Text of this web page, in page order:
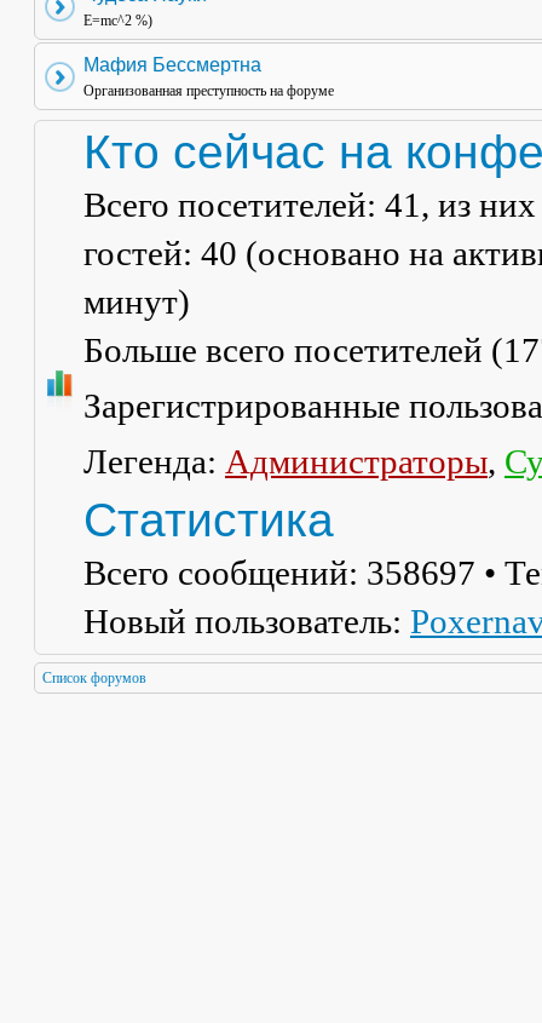
E=mc^2 %)
Мафия Бессмертна
Организованная преступность на форуме
Кто сейчас на
Всего посетителей: 41 , из
гостей: 40 (основано на
минут)
Больше всего посетителей (
Зарегистрированные
Легенда: Администраторы,
Статистика
Всего сообщений: 358697 •
Новый пользователь:
Список форумов